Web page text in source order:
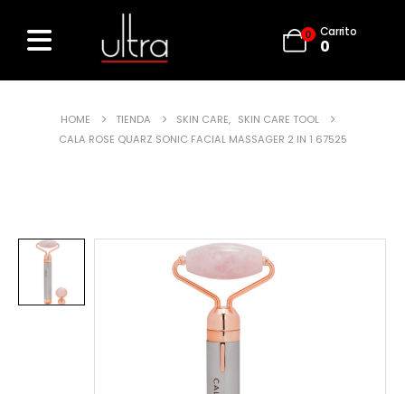
0 Carrito
0
HOME TIENDA SKIN CARE, SKIN CARE TOOL
CALA ROSE QUARZ SONIC FACIAL MASSAGER 2 IN 1 67525